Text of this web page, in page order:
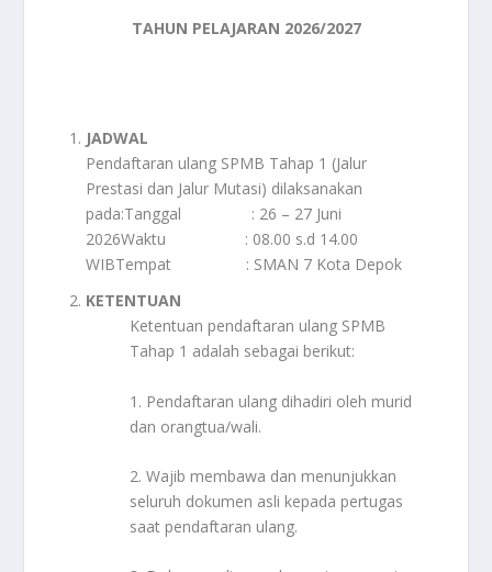
TAHUN PELAJARAN 2026/2027
JADWAL
Pendaftaran ulang SPMB Tahap 1 (Jalur
Prestasi dan Jalur Mutasi) dilaksanakan
pada:Tanggal : 26 – 27 Juni
2026Waktu : 08.00 s.d 14.00
WIBTempat : SMAN 7 Kota Depok
KETENTUAN
Ketentuan pendaftaran ulang SPMB
Tahap 1 adalah sebagai berikut:
1. Pendaftaran ulang dihadiri oleh murid
dan orangtua/wali.
2. Wajib membawa dan menunjukkan
seluruh dokumen asli kepada pertugas
saat pendaftaran ulang.